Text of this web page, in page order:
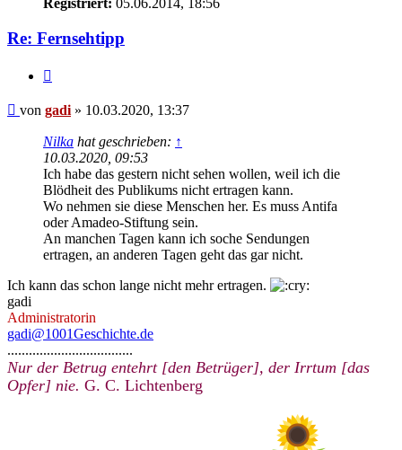
Registriert: 05.06.2014, 18:56
Re: Fernsehtipp
Beitrag
von gadi » 10.03.2020, 13:37
Nilka hat geschrieben: ↑
10.03.2020, 09:53
Ich habe das gestern nicht sehen wollen, weil ich die
Blödheit des Publikums nicht ertragen kann.
Wo nehmen sie diese Menschen her. Es muss Antifa
oder Amadeo-Stiftung sein.
An manchen Tagen kann ich soche Sendungen
ertragen, an anderen Tagen geht das gar nicht.
Ich kann das schon lange nicht mehr ertragen.
gadi
Administratorin
gadi@1001Geschichte.de
...................................
Nur der Betrug entehrt [den Betrüger], der Irrtum [das
Opfer] nie. G. C. Lichtenberg